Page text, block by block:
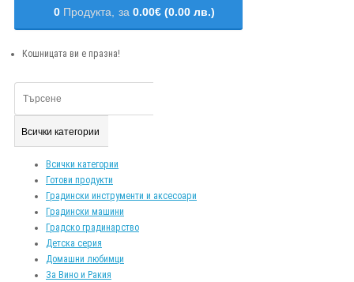
0 Продукта, за 0.00€ (0.00 лв.)
Кошницата ви е празна!
Всички категории
Всички категории
Готови продукти
Градински инструменти и аксесоари
Градински машини
Градско градинарство
Детска серия
Домашни любимци
За Вино и Ракия